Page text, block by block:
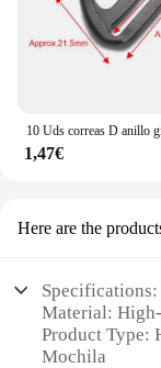
1,47€
Here are the
Specifications:
Material:
Product Type:
Mochila